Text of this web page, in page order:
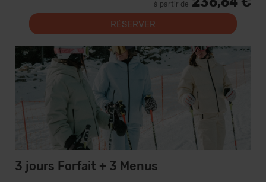
à partir de
RÉSERVER
3 jours Forfait + 3 Menus